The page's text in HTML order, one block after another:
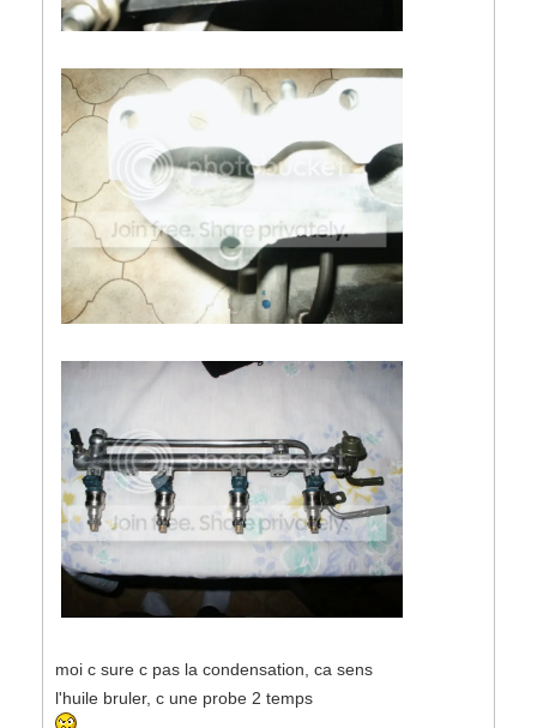
moi c sure c pas la condensation, ca sens
l'huile bruler, c une probe 2 temps